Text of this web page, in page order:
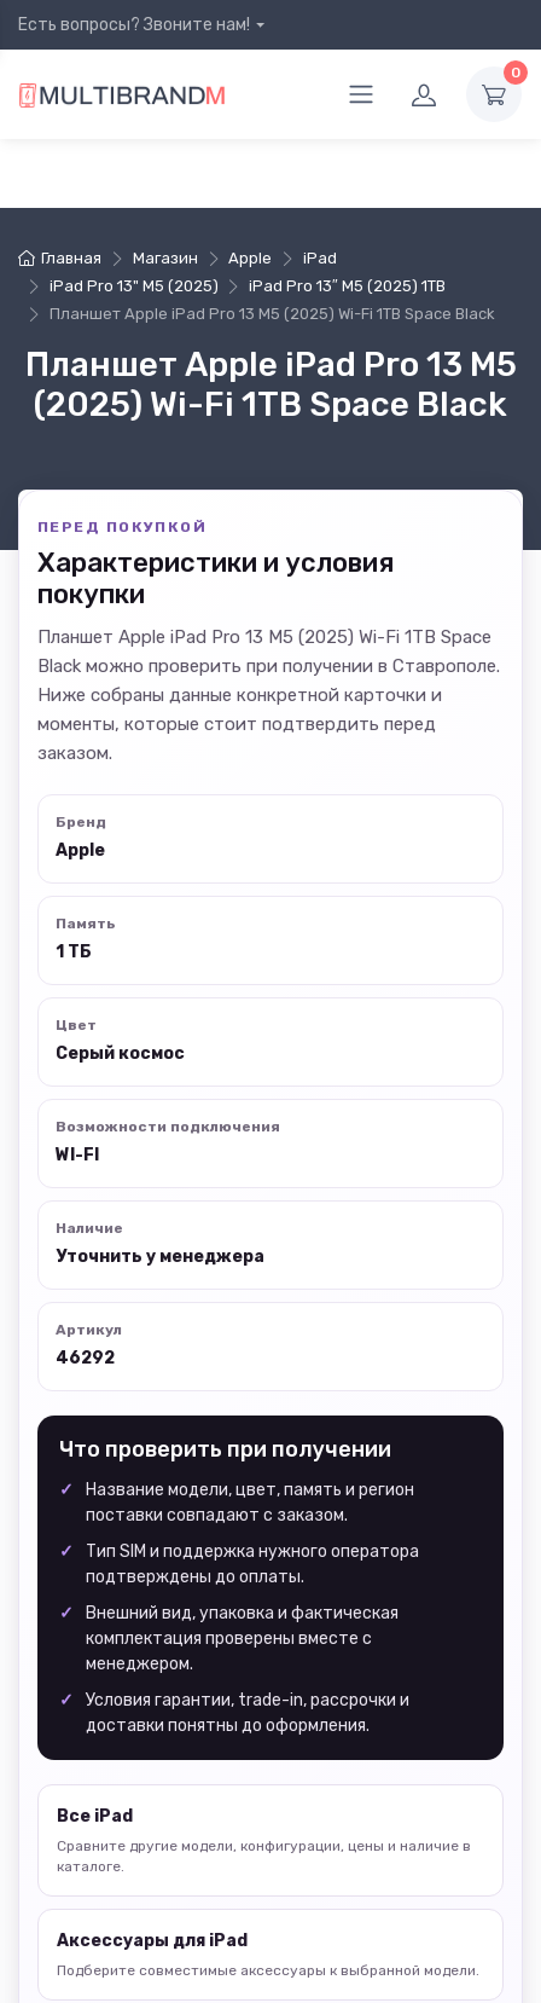
Есть вопросы? Звоните нам!
0
Главная Магазин Apple
iPad
iPad Pro 13" M5 (2025)
iPad Pro 13″ M5 (2025) 1TB
Планшет Apple iPad Pro 13 M5 (2025) Wi-Fi 1TB Space Black
Планшет Apple iPad Pro 13 M5
(2025) Wi-Fi 1TB Space Black
ПЕРЕД ПОКУПКОЙ
Характеристики и условия
покупки
Планшет Apple iPad Pro 13 M5 (2025) Wi-Fi 1TB Space
Black можно проверить при получении в Ставрополе.
Ниже собраны данные конкретной карточки и
моменты, которые стоит подтвердить перед
заказом.
Бренд
Apple
Память
1 ТБ
Цвет
Cерый космос
Возможности подключения
WI-FI
Наличие
Уточнить у менеджера
Артикул
46292
Что проверить при получении
Название модели, цвет, память и регион
поставки совпадают с заказом.
Тип SIM и поддержка нужного оператора
подтверждены до оплаты.
Внешний вид, упаковка и фактическая
комплектация проверены вместе с
менеджером.
Условия гарантии, trade-in, рассрочки и
доставки понятны до оформления.
Все iPad
Сравните другие модели, конфигурации, цены и наличие в
каталоге.
Аксессуары для iPad
Подберите совместимые аксессуары к выбранной модели.